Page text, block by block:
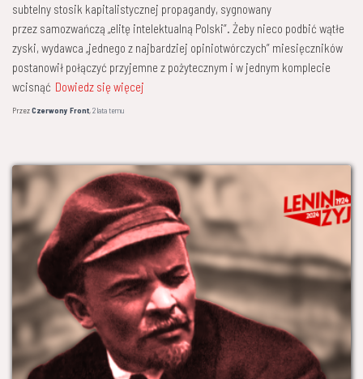
subtelny stosik kapitalistycznej propagandy, sygnowany
przez samozwańczą „elitę intelektualną Polski”. Żeby nieco podbić wątłe
zyski, wydawca „jednego z najbardziej opiniotwórczych” miesięczników
postanowił połączyć przyjemne z pożytecznym i w jednym komplecie
wcisnąć Dowiedz się więcej
PrzezCzerwony Front,2 latatemu